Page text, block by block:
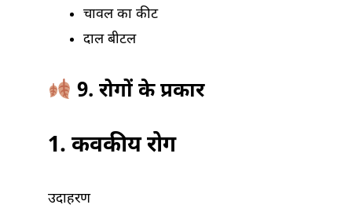
चावल का कीट
दाल बीटल
9. रोगों के प्रकार
1. कवकीय रोग
उदाहरण